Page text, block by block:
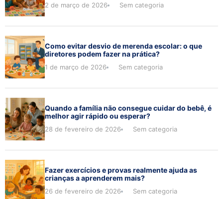
2 de março de 2026 Sem categoria
Como evitar desvio de merenda escolar: o que
diretores podem fazer na prática?
1 de março de 2026 Sem categoria
Quando a família não consegue cuidar do bebê, é
melhor agir rápido ou esperar?
28 de fevereiro de 2026 Sem categoria
Fazer exercícios e provas realmente ajuda as
crianças a aprenderem mais?
26 de fevereiro de 2026 Sem categoria